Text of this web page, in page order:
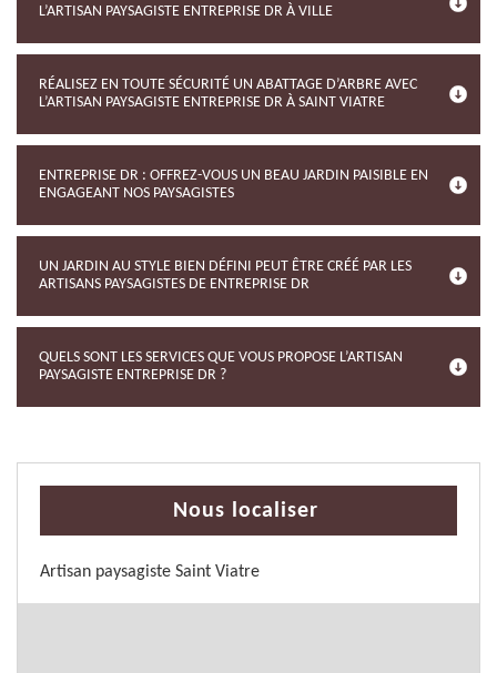
L’ARTISAN PAYSAGISTE ENTREPRISE DR À VILLE
RÉALISEZ EN TOUTE SÉCURITÉ UN ABATTAGE D’ARBRE AVEC
L’ARTISAN PAYSAGISTE ENTREPRISE DR À SAINT VIATRE
ENTREPRISE DR : OFFREZ-VOUS UN BEAU JARDIN PAISIBLE EN
ENGAGEANT NOS PAYSAGISTES
UN JARDIN AU STYLE BIEN DÉFINI PEUT ÊTRE CRÉÉ PAR LES
ARTISANS PAYSAGISTES DE ENTREPRISE DR
QUELS SONT LES SERVICES QUE VOUS PROPOSE L’ARTISAN
PAYSAGISTE ENTREPRISE DR ?
Nous localiser
Artisan paysagiste Saint Viatre